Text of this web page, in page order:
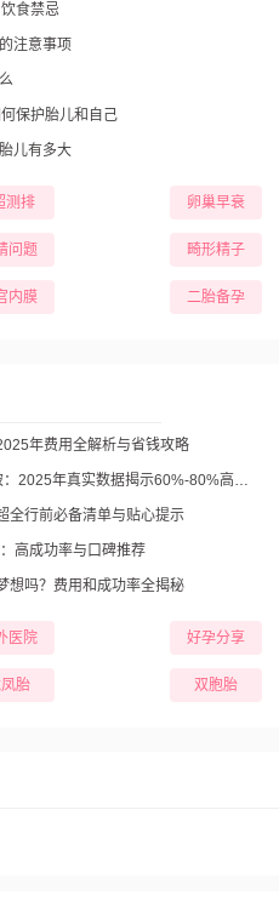
食禁忌
注意事项
保护胎儿和自己
儿有多大
测排 卵巢早衰
问题 畸形精子
内膜 二胎备孕
年费用全解析与省钱攻略
年真实数据揭示60%-80%高成功妊娠率
全行前必备清单与贴心提示
高成功率与口碑推荐
想吗？费用和成功率全揭秘
医院 好孕分享
胎 双胞胎